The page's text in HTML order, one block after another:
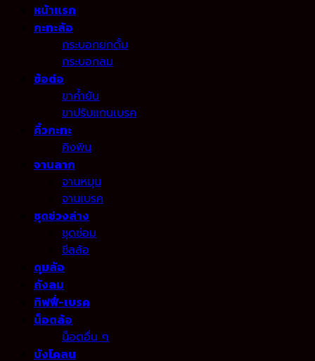
หน้าแรก
กะทะล้อ
กระบอกยกดั้ม
กระบอกลม
ข้อต่อ
ขาค้ำยัน
ขาปรับแกนเบรค
คิ้วกะทะ
คิงพิน
จานลาก
จานหมุน
จานเบรค
ชุดช่วงล่าง
ชุดซ่อม
ซีลล้อ
ดุมล้อ
ถังลม
ทิฟฟี่-เบรค
น็อตล้อ
น็อตอื่น ๆ
บังโคลน